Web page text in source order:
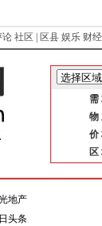
论 社区 区县 娱乐 财经
需
物
价
区
地产
头条